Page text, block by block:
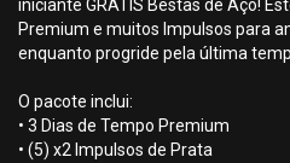
iniciante GRÁTIS Bestas de Aço!
Premium e muitos Impulsos para
enquanto progride pela última
O pacote inclui:
• 3 Dias de Tempo Premium
• (5) x2 Impulsos de Prata